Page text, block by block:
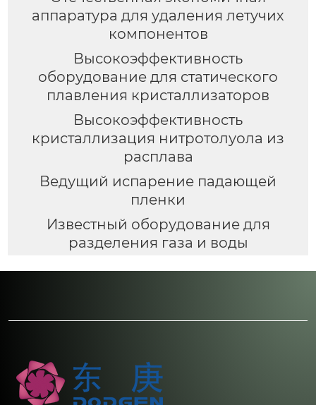
аппаратура для удаления летучих
компонентов
Высокоэффективность
оборудование для статического
плавления кристаллизаторов
Высокоэффективность
кристаллизация нитротолуола из
расплава
Ведущий испарение падающей
пленки
Известный оборудование для
разделения газа и воды